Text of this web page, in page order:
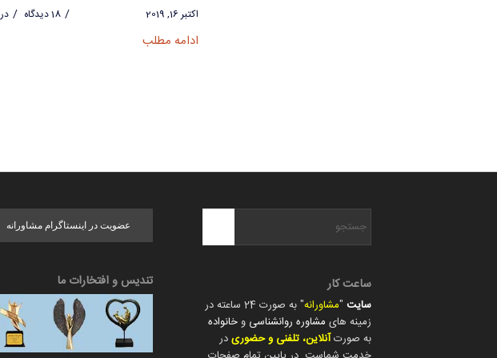
اکتبر 16, 2019 / 18 دیدگاه / در
ادامه مطلب
ساعت کار
سایت "مشاورانه
" به صورت 24 ساعته در
زمینه های مشاوره روانشناسی و خانواده
به صورتآنلاین، تلفنی و حضوریدر
عضویت در اینستاگرام مشاورانه
تندیس و افتخارات ما